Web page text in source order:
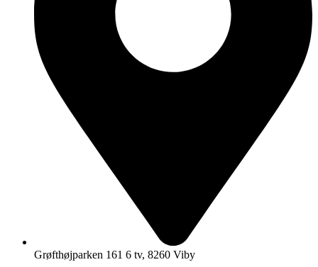
Grøfthøjparken 161 6 tv, 8260 Viby